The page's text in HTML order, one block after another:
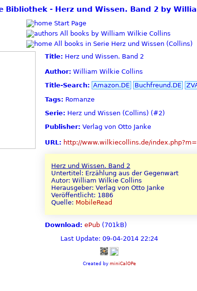
Bibliothek - Herz und Wissen. Band 2 by
Start Page
All books by William Wilkie Collins
All books in Serie Herz und Wissen (Collins)
Title: Herz und Wissen. Band 2
Author: William Wilkie Collins
Title-Search: Amazon.DE Buchfreund.DE
Tags: Romanze
Serie: Herz und Wissen (Collins) (#2)
Publisher: Verlag von Otto Janke
URL: http://www.wilkiecollins.de/
Herz und Wissen. Band 2
Untertitel: Erzählung aus der Gegenwart
Autor: William Wilkie Collins
Herausgeber: Verlag von Otto Janke
Veröffentlicht: 1886
Quelle: MobileRead
Download: ePub (701kB)
Last Update: 09-04-2014 22:24
Created by miniCalOPe